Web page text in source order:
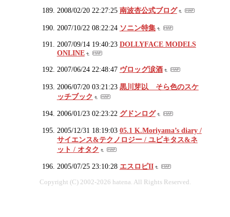
2008/02/20 22:27:25 南波杏公式ブログ
2007/10/22 08:22:24 ソニン特集
2007/09/14 19:40:23 DOLLYFACE MODELS
ONLINE
2007/06/24 22:48:47 ヴロッグ涙酒
2006/07/20 03:21:23 黒川芽以 そら色のスケ
ッチブック
2006/01/23 02:23:22 グドンログ
2005/12/31 18:19:03 05.1 K.Moriyama’s diary /
サイエンス&テクノロジー / ユビキタス&ネ
ット / オタク
2005/07/25 23:10:28 エスロピII
Copyright (C) 2002-2026 hatena. All Rights Reserved.